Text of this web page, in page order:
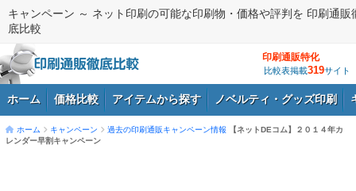
キャンペーン ～ ネット印刷の可能な印刷物・価格や評判を 印刷通販
底比較
印刷通販特化
比較表掲載319サイト
ホーム 価格比較 アイテムから探す ノベルティ・グッズ印刷
ホーム キャンペーン 過去の印刷通販キャンペーン情報
【ネットDEコム】２０１４年カ
レンダー早割キャンペーン